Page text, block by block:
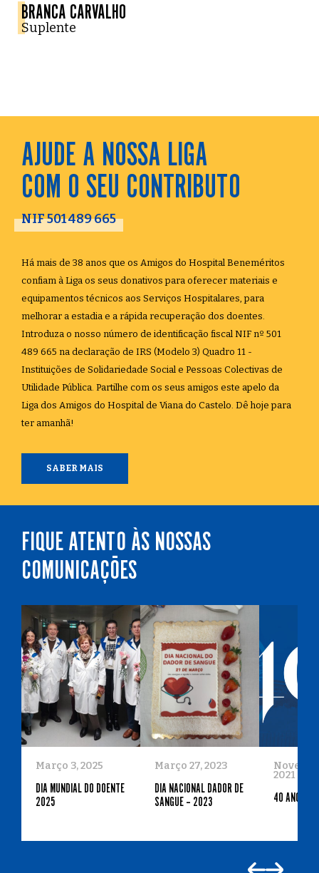
BRANCA CARVALHO
Suplente
AJUDE A NOSSA LIGA
COM O SEU CONTRIBUTO
NIF 501 489 665
Há mais de 38 anos que os Amigos do Hospital Beneméritos
confiam à Liga os seus donativos para oferecer materiais e
equipamentos técnicos aos Serviços Hospitalares, para
melhorar a estadia e a rápida recuperação dos doentes.
Introduza o nosso número de identificação fiscal NIF nº 501
489 665 na declaração de IRS (Modelo 3) Quadro 11 -
Instituições de Solidariedade Social e Pessoas Colectivas de
Utilidade Pública. Partilhe com os seus amigos este apelo da
Liga dos Amigos do Hospital de Viana do Castelo. Dê hoje para
ter amanhã!
SABER MAIS
FIQUE ATENTO ÀS NOSSAS
COMUNICAÇÕES
Março 3, 2025
DIA MUNDIAL DO DOENTE
2025
Março 27, 2023
DIA NACIONAL DADOR DE
SANGUE – 2023
2021
40 ANOS